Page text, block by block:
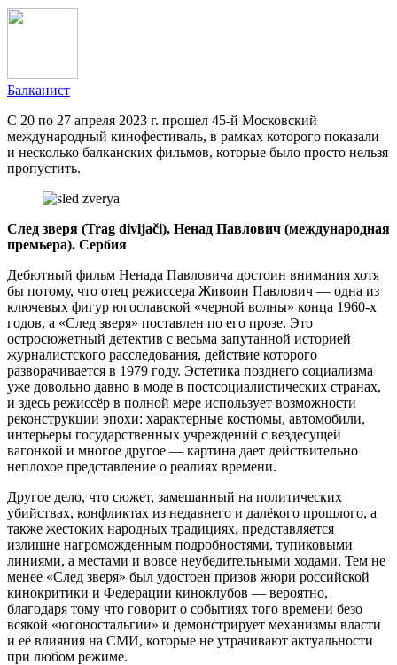
Балканист
С 20 по 27 апреля 2023 г. прошел 45-й Московский
международный кинофестиваль, в рамках которого показали
и несколько балканских фильмов, которые было просто нельзя
пропустить.
След зверя (Trag divljači), Ненад Павлович (международная
премьера). Сербия
Дебютный фильм Ненада Павловича достоин внимания хотя
бы потому, что отец режиссера Живоин Павлович — одна из
ключевых фигур югославской «черной волны» конца 1960-х
годов, а «След зверя» поставлен по его прозе. Это
остросюжетный детектив с весьма запутанной историей
журналистского расследования, действие которого
разворачивается в 1979 году. Эстетика позднего социализма
уже довольно давно в моде в постсоциалистических странах,
и здесь режиссёр в полной мере использует возможности
реконструкции эпохи: характерные костюмы, автомобили,
интерьеры государственных учреждений с вездесущей
вагонкой и многое другое — картина дает действительно
неплохое представление о реалиях времени.
Другое дело, что сюжет, замешанный на политических
убийствах, конфликтах из недавнего и далёкого прошлого, а
также жестоких народных традициях, представляется
излишне нагроможденным подробностями, тупиковыми
линиями, а местами и вовсе неубедительными ходами. Тем не
менее «След зверя» был удостоен призов жюри российской
кинокритики и Федерации киноклубов — вероятно,
благодаря тому что говорит о событиях того времени безо
всякой «югоностальгии» и демонстрирует механизмы власти
и её влияния на СМИ, которые не утрачивают актуальности
при любом режиме.